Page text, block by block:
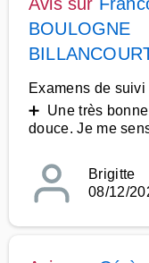
BOULOGNE
Examens de
➕ Une très
douce. Je me
Brigitte
08/12/